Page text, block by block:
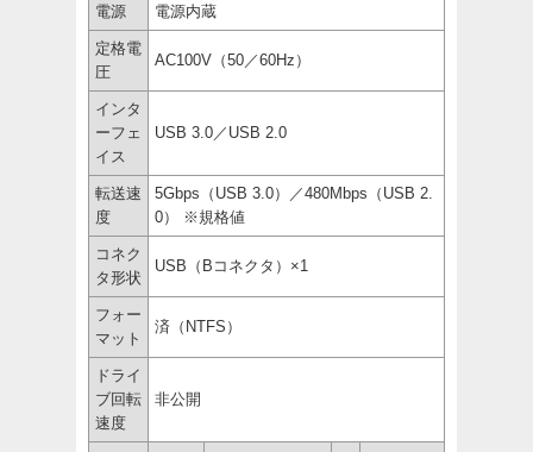
電源 電源内蔵
定格電
圧
AC100V（50／60Hz）
インタ
ーフェ
イス
USB 3.0／USB 2.0
転送速
度
5Gbps（USB 3.0）／480Mbps（USB 2.
0） ※規格値
コネク
タ形状
USB（Bコネクタ）×1
フォー
マット
済（NTFS）
ドライ
ブ回転
速度
非公開